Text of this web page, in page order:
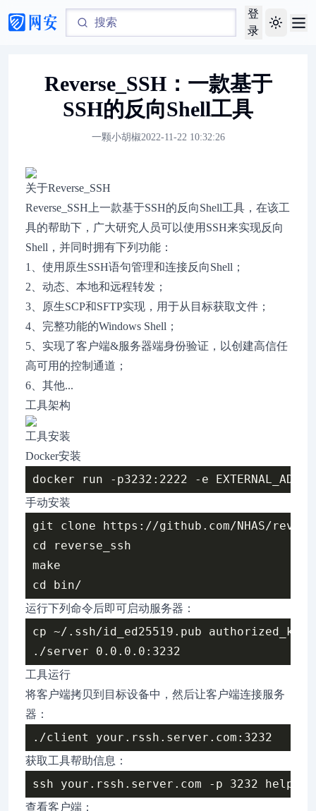
登
录
Toggle
Reverse_SSH：一款基于
SSH的反向Shell工具
一颗小胡椒2022-11-22 10:32:26
关于Reverse_SSH
Reverse_SSH上一款基于SSH的反向Shell工具，在该工
具的帮助下，广大研究人员可以使用SSH来实现反向
Shell，并同时拥有下列功能：
1、使用原生SSH语句管理和连接反向Shell；
2、动态、本地和远程转发；
3、原生SCP和SFTP实现，用于从目标获取文件；
4、完整功能的Windows Shell；
5、实现了客户端&服务器端身份验证，以创建高信任
高可用的控制通道；
6、其他...
工具架构
工具安装
Docker安装
手动安装
git clone https://github.com/NHAS/
cd reverse_ssh
make
运行下列命令后即可启动服务器：
cp ~/.ssh/id_ed25519.pub authorized_keys
工具运行
将客户端拷贝到目标设备中，然后让客户端连接服务
器：
获取工具帮助信息：
查看客户端：